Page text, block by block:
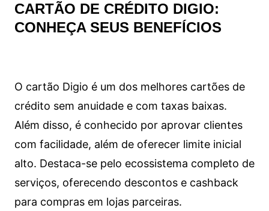
CARTÃO DE CRÉDITO DIGIO:
CONHEÇA SEUS BENEFÍCIOS
O cartão Digio é um dos melhores cartões de
crédito sem anuidade e com taxas baixas.
Além disso, é conhecido por aprovar clientes
com facilidade, além de oferecer limite inicial
alto. Destaca-se pelo ecossistema completo de
serviços, oferecendo descontos e cashback
para compras em lojas parceiras.